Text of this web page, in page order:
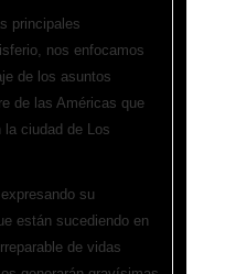
principales
nos enfocamos
de los asuntos
de las Américas que
la ciudad de Los
su
están sucediendo en
de vidas